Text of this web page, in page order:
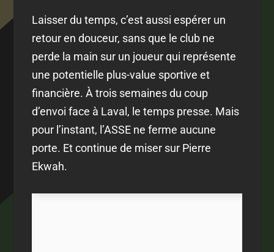
Laisser du temps, c’est aussi espérer un
retour en douceur, sans que le club ne
perde la main sur un joueur qui représente
une potentielle plus-value sportive et
financière. À trois semaines du coup
d’envoi face à Laval, le temps presse. Mais
pour l’instant, l’ASSE ne ferme aucune
porte. Et continue de miser sur Pierre
Ekwah.